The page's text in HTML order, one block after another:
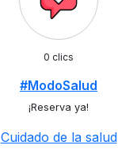
0 clics
#ModoSalud
¡Reserva ya!
Cuidado de la salud